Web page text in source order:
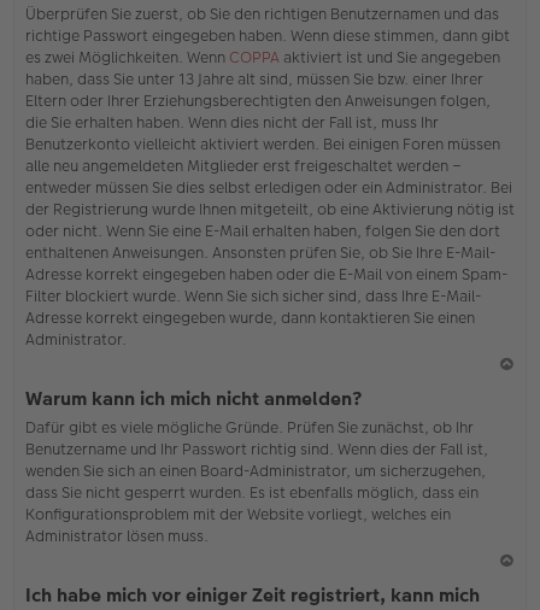
b
en
Überprüfen Sie zuerst, ob Sie den richtigen Benutzernamen und das
richtige Passwort eingegeben haben. Wenn diese stimmen, dann gibt
es zwei Möglichkeiten. Wenn COPPA aktiviert ist und Sie angegeben
haben, dass Sie unter 13 Jahre alt sind, müssen Sie bzw. einer Ihrer
Eltern oder Ihrer Erziehungsberechtigten den Anweisungen folgen,
die Sie erhalten haben. Wenn dies nicht der Fall ist, muss Ihr
Benutzerkonto vielleicht aktiviert werden. Bei einigen Foren müssen
alle neu angemeldeten Mitglieder erst freigeschaltet werden –
entweder müssen Sie dies selbst erledigen oder ein Administrator. Bei
der Registrierung wurde Ihnen mitgeteilt, ob eine Aktivierung nötig ist
oder nicht. Wenn Sie eine E-Mail erhalten haben, folgen Sie den dort
enthaltenen Anweisungen. Ansonsten prüfen Sie, ob Sie Ihre E-Mail-
Adresse korrekt eingegeben haben oder die E-Mail von einem Spam-
Filter blockiert wurde. Wenn Sie sich sicher sind, dass Ihre E-Mail-
Adresse korrekt eingegeben wurde, dann kontaktieren Sie einen
Administrator.
Warum kann ich mich nicht anmelden?
Dafür gibt es viele mögliche Gründe. Prüfen Sie zunächst, ob Ihr
Benutzername und Ihr Passwort richtig sind. Wenn dies der Fall ist,
wenden Sie sich an einen Board-Administrator, um sicherzugehen,
dass Sie nicht gesperrt wurden. Es ist ebenfalls möglich, dass ein
Konfigurationsproblem mit der Website vorliegt, welches ein
Administrator lösen muss.
Ich habe mich vor einiger Zeit registriert, kann mich